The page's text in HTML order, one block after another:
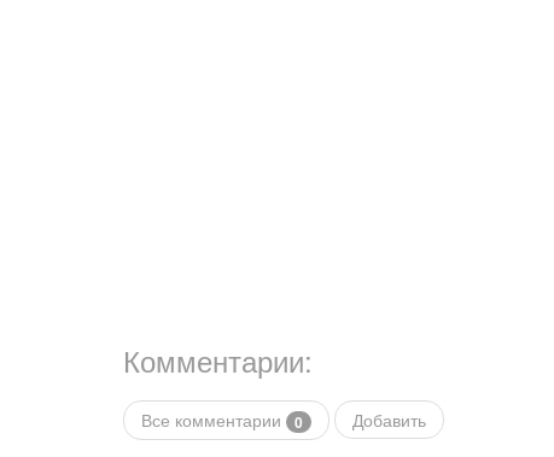
Комментарии:
Все комментарии 0 Добавить